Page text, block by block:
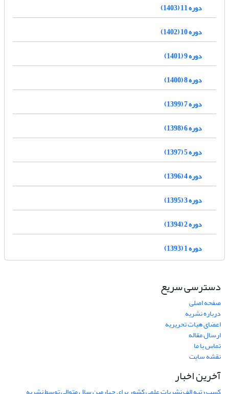
دوره 11 (1403)
دوره 10 (1402)
دوره 9 (1401)
دوره 8 (1400)
دوره 7 (1399)
دوره 6 (1398)
دوره 5 (1397)
دوره 4 (1396)
دوره 3 (1395)
دوره 2 (1394)
دوره 1 (1393)
دسترسی سریع
صفحه اصلی
درباره نشریه
اعضای هیات تحریریه
ارسال مقاله
تماس با ما
نقشه سایت
آخرین اخبار